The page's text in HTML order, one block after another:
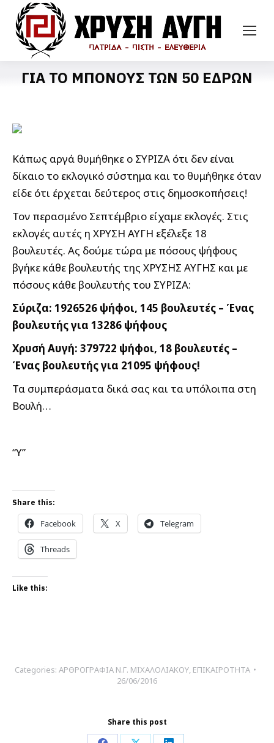
ΓΙΑ ΤΟ ΜΠΟΝΟΥΣ ΤΩΝ 50 ΕΔΡΩΝ
Κάπως αργά θυμήθηκε ο ΣΥΡΙΖΑ ότι δεν είναι
δίκαιο το εκλογικό σύστημα και το θυμήθηκε όταν
είδε ότι έρχεται δεύτερος στις δημοσκοπήσεις!
Τον περασμένο Σεπτέμβριο είχαμε εκλογές. Στις
εκλογές αυτές η ΧΡΥΣΗ ΑΥΓΗ εξέλεξε 18
βουλευτές. Ας δούμε τώρα με πόσους ψήφους
βγήκε κάθε βουλευτής της ΧΡΥΣΗΣ ΑΥΓΗΣ και με
πόσους κάθε βουλευτής του ΣΥΡΙΖΑ:
Σύριζα: 1926526 ψήφοι, 145 βουλευτές – Ένας
βουλευτής για 13286 ψήφους
Χρυσή Αυγή: 379722 ψήφοι, 18 βουλευτές –
Ένας βουλευτής για 21095 ψήφους!
Τα συμπεράσματα δικά σας και τα υπόλοιπα στη
Βουλή…
“Υ”
Share this:
Facebook X Telegram
Threads
Like this:
Categories: ΑΡΘΡΟΓΡΑΦΙΑ Ν.Γ. ΜΙΧΑΛΟΛΙΑΚΟΥ, ΕΠΙΚΑΙΡΟΤΗΤΑ
26/06/2016
Share this post